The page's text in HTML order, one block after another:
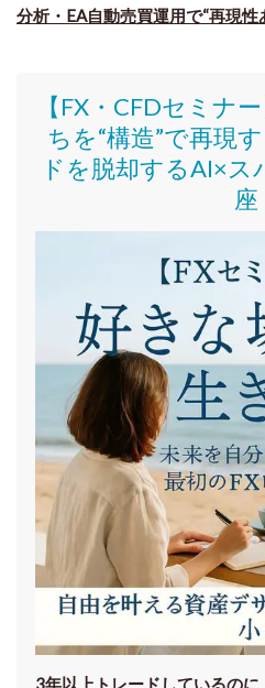
分析・EA自動売買運用で“再現性
【FX・CFDセミナー
ちを“構造”で再現
ドを脱却するAI×
座
3年以上トレードしているのに、